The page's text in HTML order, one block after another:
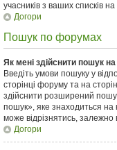
учасників з ваших списків на
Догори
Пошук по форумах
Як мені здійснити пошук
Введіть умови пошуку у
сторінці форуму та на
здійснити розширений
пошук», яке знаходиться на
може відрізнятись, залежно
Догори